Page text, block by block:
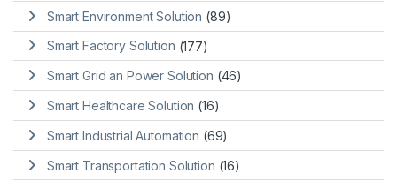
Smart Environment Solution (89)
Smart Factory Solution (177)
Smart Grid an Power Solution (46)
Smart Healthcare Solution (16)
Smart Industrial Automation (69)
Smart Transportation Solution (16)